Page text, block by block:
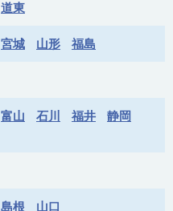
道東
宮城 山形 福島
富山 石川 福井
静岡
島根 山口